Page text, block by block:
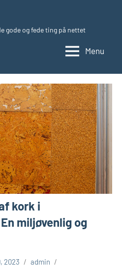
gode og fede ting på nettet
Menu
kork i
miljøvenlig og
2023 admin